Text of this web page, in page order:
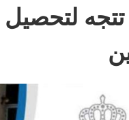
تتجه